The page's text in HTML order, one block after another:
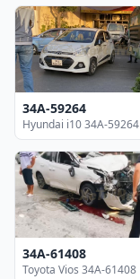
34A-59264
Hyundai i10 34A-59264
34A-61408
Toyota Vios 34A-61408